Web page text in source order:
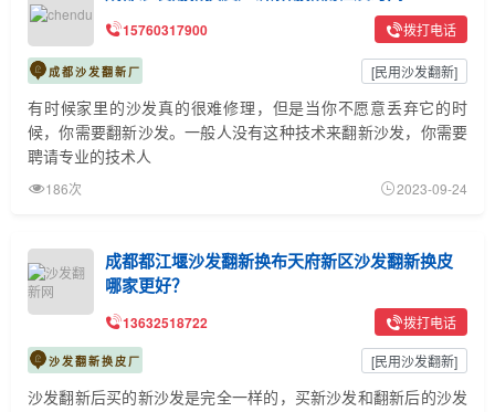
15760317900 拨打电话
成都沙发翻新厂 [民用沙发翻新]
有时候家里的沙发真的很难修理，但是当你不愿意丢弃它的时
候，你需要翻新沙发。一般人没有这种技术来翻新沙发，你需要
聘请专业的技术人
186次 2023-09-24
成都都江堰沙发翻新换布天府新区沙发翻新换皮
哪家更好？
13632518722 拨打电话
沙发翻新换皮厂 [民用沙发翻新]
沙发翻新后买的新沙发是完全一样的，买新沙发和翻新后的沙发